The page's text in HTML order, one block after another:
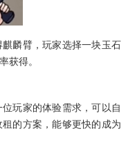
麟臂，玩家选择一块玉石
获得。
玩家的体验需求，可以自
的方案，能够更快的成为